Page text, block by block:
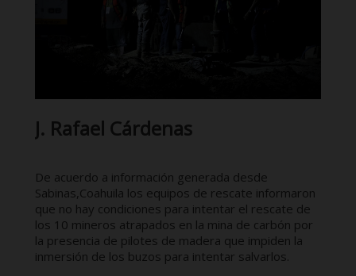
J. Rafael Cárdenas
De acuerdo a información generada desde
Sabinas,Coahuila los equipos de rescate informaron
que no hay condiciones para intentar el rescate de
los 10 mineros atrapados en la mina de carbón por
la presencia de pilotes de madera que impiden la
inmersión de los buzos para intentar salvarlos.